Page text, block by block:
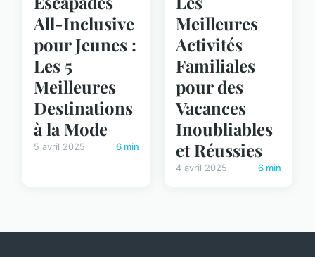
All-Inclusive
pour Jeunes :
Les 5
Meilleures
Destinations
à la Mode
5 avril 2025 6 min
Meilleures
Activités
Familiales
pour des
Vacances
Inoubliables
et Réussies
4 avril 2025 6 min